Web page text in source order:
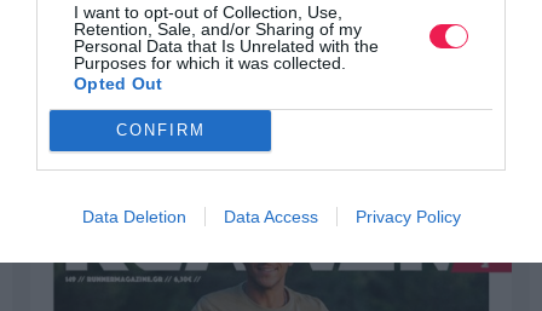
I want to opt-out of Collection, Use,
Retention, Sale, and/or Sharing of my
Personal Data that Is Unrelated with the
Purposes for which it was collected.
Opted Out
CONFIRM
Data Deletion Data Access Privacy Policy